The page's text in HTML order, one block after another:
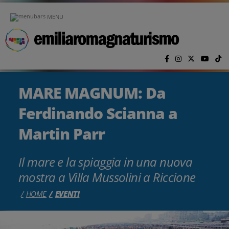
MENU
MARE MAGNUM: Da
Ferdinando Scianna a
Martin Parr
Il mare e la spiaggia in una nuova
mostra a Villa Mussolini a Riccione
HOME EVENTI